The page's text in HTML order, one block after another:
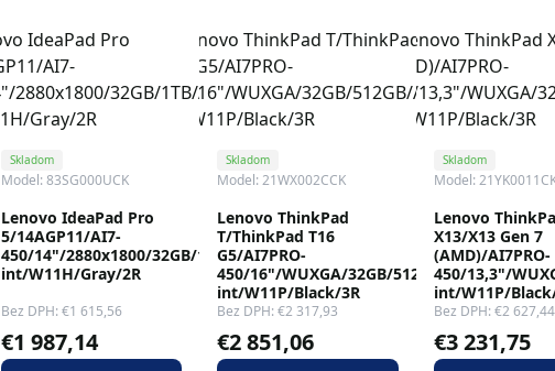
Skladom
Model: 83SG000UCK
Lenovo IdeaPad Pro
5/14AGP11/AI7-
450/14"/2880x1800/32GB/1TB/AMD
int/W11H/Gray/2R
Bez DPH: €1 615,56
€1 987,14
Skladom
Model: 21WX002CCK
Lenovo ThinkPad
T/ThinkPad T16
G5/AI7PRO-
450/16"/WUXGA/32GB/512GB/AMD
int/W11P/Black/3R
Bez DPH: €2 317,93
€2 851,06
Skladom
Model:
Lenovo
X13/X13 Gen 7
(AMD)/AI7PRO-
450/13,3"/
int/W11P/
Bez DPH: €2 627,44
€3 231,75